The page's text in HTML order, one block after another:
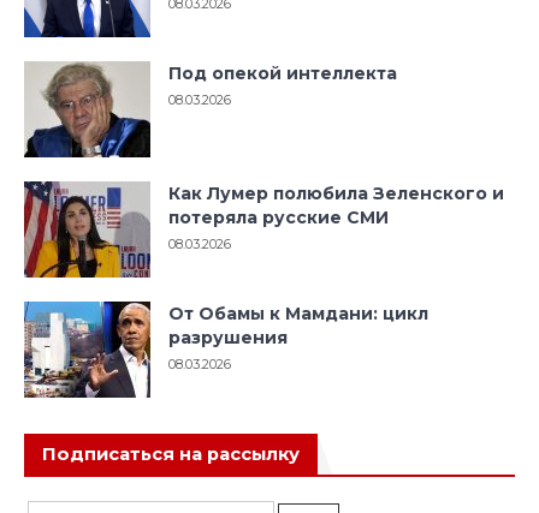
Под опекой интеллекта
08.03.2026
Как Лумер полюбила Зеленского и
потеряла русские СМИ
08.03.2026
От Обамы к Мамдани: цикл
разрушения
08.03.2026
Подписаться на рассылку